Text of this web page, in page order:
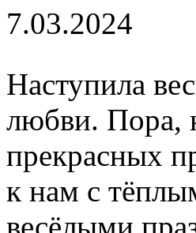
7.03.2024
Наступила
любви. Пора,
прекрасных
к нам с
весёлыми